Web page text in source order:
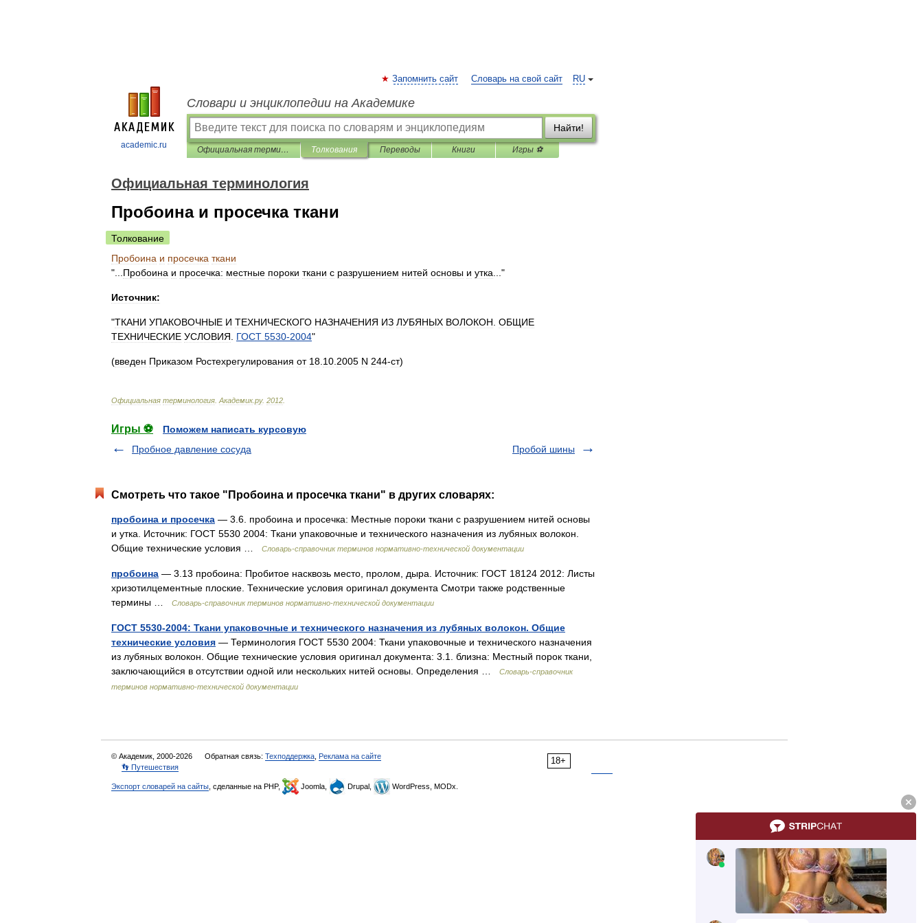
academic.ru
RU
Запомнить сайт Словарь на свой сайт
Словари и энциклопедии на Академике
Найти!
Официальная терминология Толкования Переводы Книги Игры ⚽
Официальная терминология
Пробоина и просечка ткани
Толкование
Пробоина и просечка ткани
"... Пробоина и просечка: местные пороки ткани с разрушением нитей основы и утка ..."
Источник:
"ТКАНИ УПАКОВОЧНЫЕ И ТЕХНИЧЕСКОГО НАЗНАЧЕНИЯ ИЗ ЛУБЯНЫХ ВОЛОКОН ОБЩИЕ
ТЕХНИЧЕСКИЕ УСЛОВИЯ ГОСТ 5530-2004"
(введен Приказом Ростехрегулирования от 18 10 2005 N 244-ст)
Официальная терминология Академик.ру. 2012
Игры ⚽
Поможем написать курсовую
Пробное давление сосуда
Пробой шины
Смотреть что такое "Пробоина и просечка ткани" в других словарях:
пробоина и просечка — 3.6. пробоина и просечка: Местные пороки ткани с разрушением нитей основы
и утка. Источник: ГОСТ 5530 2004: Ткани упаковочные и технического назначения из лубяных волокон.
Общие технические условия …
Словарь-справочник терминов нормативно-технической документации
пробоина — 3.13 пробоина: Пробитое насквозь место, пролом, дыра. Источник: ГОСТ 18124 2012: Листы
хризотилцементные плоские. Технические условия оригинал документа Смотри также родственные
термины …
Словарь-справочник терминов нормативно-технической документации
ГОСТ 5530-2004: Ткани упаковочные и технического назначения из лубяных волокон. Общие
технические условия — Терминология ГОСТ 5530 2004: Ткани упаковочные и технического назначения
из лубяных волокон. Общие технические условия оригинал документа: 3.1. близна: Местный порок ткани,
заключающийся в отсутствии одной или нескольких нитей основы. Определения …
Словарь-справочник
терминов нормативно-технической документации
18+
© Академик, 2000-2026 Обратная связь: Техподдержка Реклама на сайте
👣 Путешествия
Экспорт словарей на сайты , сделанные на PHP, Joomla, Drupal, WordPress, MODx.